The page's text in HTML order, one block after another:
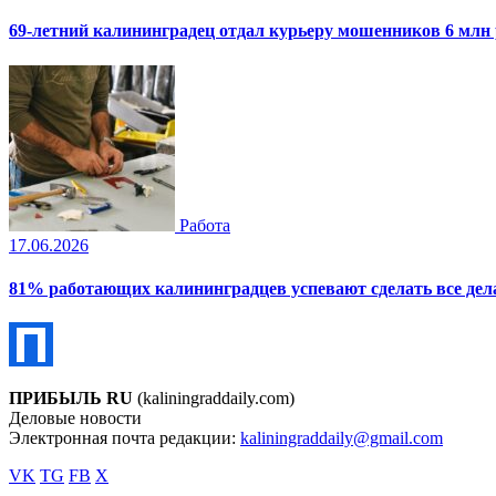
69-летний калининградец отдал курьеру мошенников 6 млн
Работа
17.06.2026
81% работающих калининградцев успевают сделать все
ПРИБЫЛЬ RU (kaliningraddaily.com)
Деловые новости
Электронная почта редакции: kaliningraddaily@gmail.com
VK TG FB X